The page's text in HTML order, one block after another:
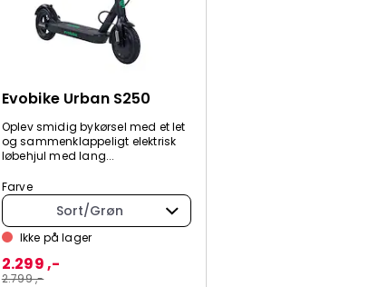
Evobike Urban S250
Oplev smidig bykørsel med et let
og sammenklappeligt elektrisk
løbehjul med lang...
Farve
Sort/Grøn
Ikke på lager
2.799 ,-
2.299 ,-